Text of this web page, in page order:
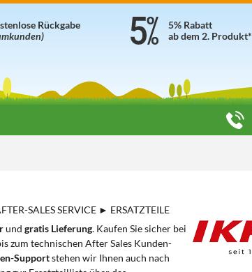
5% Rabatt
ab dem 2. Produkt*
Rückgabe
SALES SERVICE ► ERSATZTEILE
und gratis Lieferung. Kaufen Sie sicher bei
zum technischen After Sales Kunden-
Supportstehen wir Ihnen auch nach